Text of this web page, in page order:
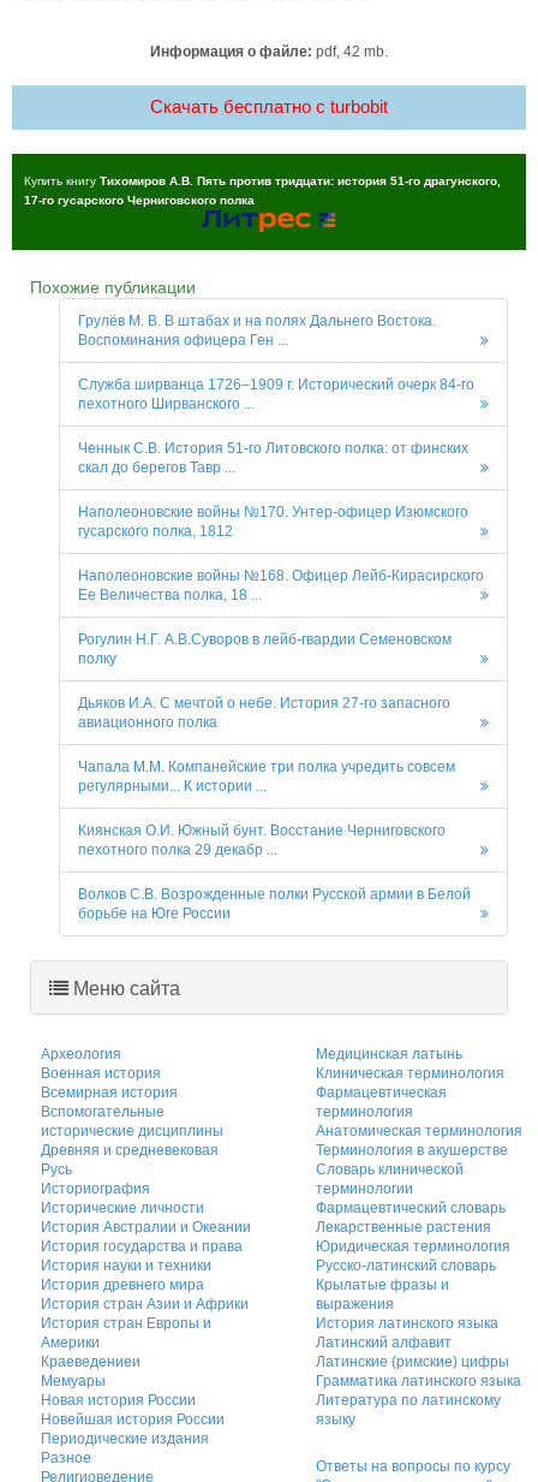
Информация о файле: pdf, 42 mb.
Скачать бесплатно c turbobit
Купить книгу Тихомиров А.В. Пять против тридцати: история 51-го драгунского,
17-го гусарского Черниговского полка
Похожие публикации
Грулёв М. В. В штабах и на полях Дальнего Востока.
Воспоминания офицера Ген ...
Служба ширванца 1726–1909 г. Исторический очерк 84-го
пехотного Ширванского ...
Ченнык С.В. История 51-го Литовского полка: от финских
скал до берегов Тавр ...
Наполеоновские войны №170. Унтер-офицер Изюмского
гусарского полка, 1812
Наполеоновские войны №168. Офицер Лейб-Кирасирского
Ее Величества полка, 18 ...
Рогулин Н.Г. А.В.Суворов в лейб-гвардии Семеновском
полку
Дьяков И.А. С мечтой о небе. История 27-го запасного
авиационного полка
Чапала М.М. Компанейские три полка учредить совсем
регулярными... К истории ...
Киянская О.И. Южный бунт. Восстание Черниговского
пехотного полка 29 декабр ...
Волков С.В. Возрожденные полки Русской армии в Белой
борьбе на Юге России
Меню сайта
Археология
Военная история
Всемирная история
Вспомогательные
исторические дисциплины
Древняя и средневековая
Русь
Историография
Исторические личности
История Австралии и Океании
История государства и права
История науки и техники
История древнего мира
История стран Азии и Африки
История стран Европы и
Америки
Краеведениеи
Мемуары
Новая история России
Новейшая история России
Периодические издания
Разное
Религиоведение
Медицинская латынь
Клиническая терминология
Фармацевтическая
терминология
Анатомическая терминология
Терминология в акушерстве
Словарь клинической
терминологии
Фармацевтический словарь
Лекарственные растения
Юридическая терминология
Русско-латинский словарь
Крылатые фразы и
выражения
История латинского языка
Латинский алфавит
Латинские (римские) цифры
Грамматика латинского языка
Литература по латинскому
языку
Ответы на вопросы по курсу